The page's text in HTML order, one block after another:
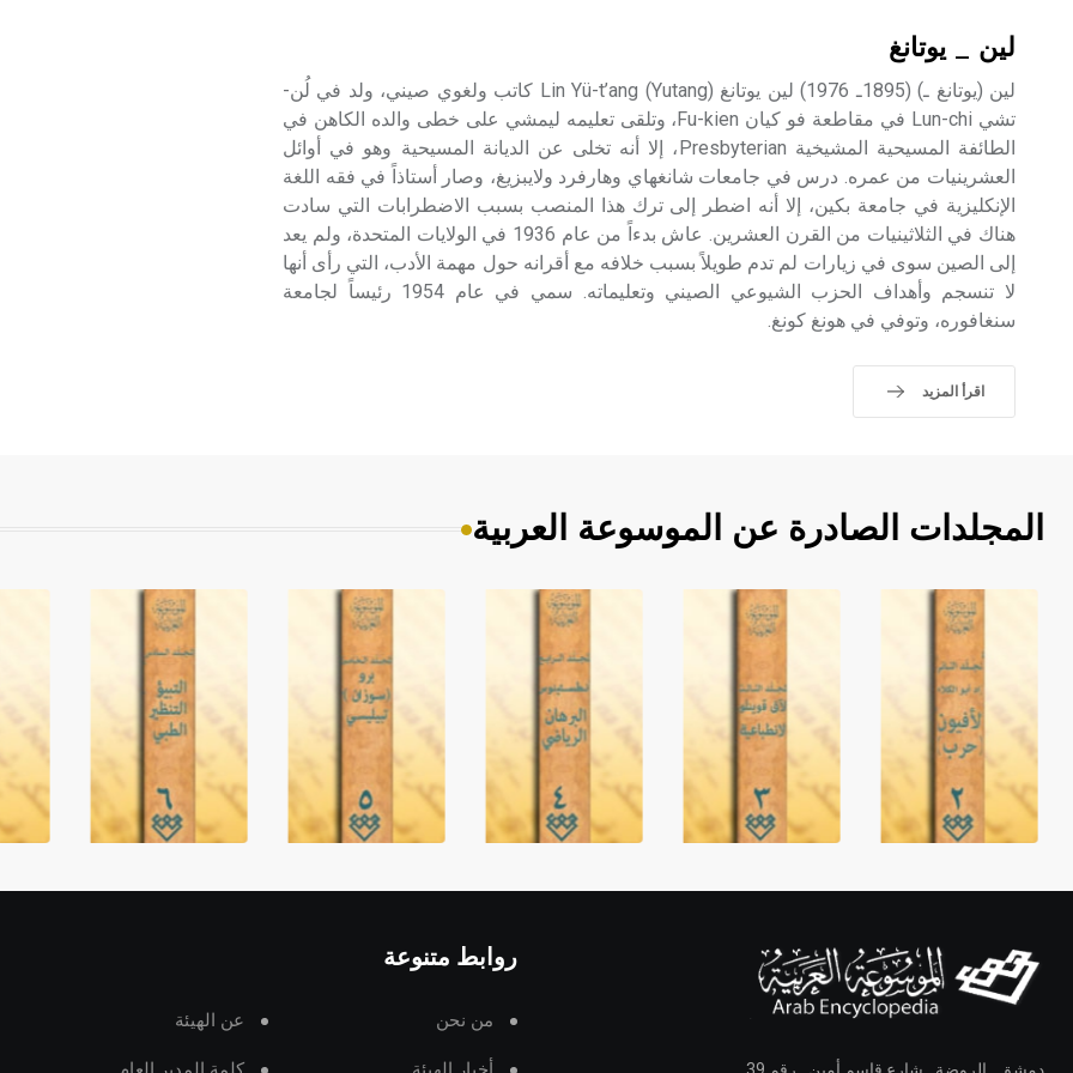
لين _ يوتانغ
لين (يوتانغ ـ) (1895ـ 1976) لين يوتانغ Lin Yü-t’ang (Yutang) كاتب ولغوي صيني، ولد في لُن-
تشي Lun-chi في مقاطعة فو كيان Fu-kien، وتلقى تعليمه ليمشي على خطى والده الكاهن في
الطائفة المسيحية المشيخية Presbyterian، إلا أنه تخلى عن الديانة المسيحية وهو في أوائل
العشرينيات من عمره. درس في جامعات شانغهاي وهارفرد ولايبزيغ، وصار أستاذاً في فقه اللغة
الإنكليزية في جامعة بكين، إلا أنه اضطر إلى ترك هذا المنصب بسبب الاضطرابات التي سادت
هناك في الثلاثينيات من القرن العشرين. عاش بدءاً من عام 1936 في الولايات المتحدة، ولم يعد
إلى الصين سوى في زيارات لم تدم طويلاً بسبب خلافه مع أقرانه حول مهمة الأدب، التي رأى أنها
لا تنسجم وأهداف الحزب الشيوعي الصيني وتعليماته. سمي في عام 1954 رئيساً لجامعة
سنغافوره، وتوفي في هونغ كونغ.
اقرأ المزيد
المجلدات الصادرة عن الموسوعة العربية
روابط متنوعة
من نحن عن الهيئة